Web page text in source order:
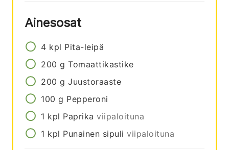
Ainesosat
4 kpl Pita-leipä
200 g Tomaattikastike
200 g Juustoraaste
100 g Pepperoni
1 kpl Paprika viipaloituna
1 kpl Punainen sipuli viipaloituna